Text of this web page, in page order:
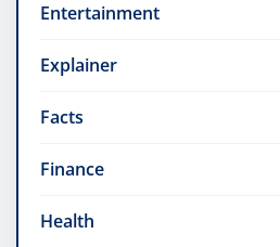
Entertainment
Explainer
Facts
Finance
Health